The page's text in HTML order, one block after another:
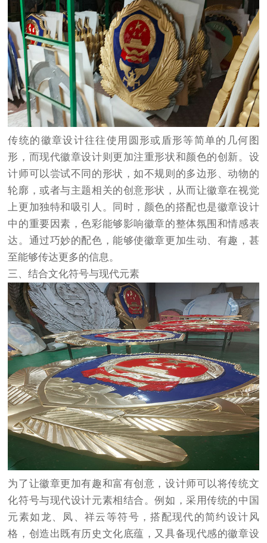
传统的徽章设计往往使用圆形或盾形等简单的几何图
形，而现代徽章设计则更加注重形状和颜色的创新。设
计师可以尝试不同的形状，如不规则的多边形、动物的
轮廓，或者与主题相关的创意形状，从而让徽章在视觉
上更加独特和吸引人。同时，颜色的搭配也是徽章设计
中的重要因素，色彩能够影响徽章的整体氛围和情感表
达。通过巧妙的配色，能够使徽章更加生动、有趣，甚
至能够传达更多的信息。
三、结合文化符号与现代元素
为了让徽章更加有趣和富有创意，设计师可以将传统文
化符号与现代设计元素相结合。例如，采用传统的中国
元素如龙、凤、祥云等符号，搭配现代的简约设计风
格，创造出既有历史文化底蕴，又具备现代感的徽章设